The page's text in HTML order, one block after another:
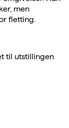
men
fletting.
til utstillingen